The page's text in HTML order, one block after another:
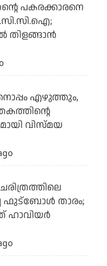
പകരക്കാരനെ
തിളങ്ങാന്‍
എഴുത്തും,
വിസ്മയ
ഫുട്‌ബോള്‍ താരം;
ഹാവിയര്‍